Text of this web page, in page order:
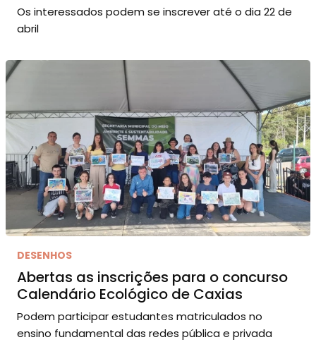
Os interessados podem se inscrever até o dia 22 de
abril
DESENHOS
Abertas as inscrições para o concurso
Calendário Ecológico de Caxias
Podem participar estudantes matriculados no
ensino fundamental das redes pública e privada